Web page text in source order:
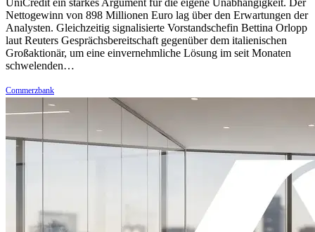
UniCredit ein starkes Argument für die eigene Unabhängigkeit. Der
Nettogewinn von 898 Millionen Euro lag über den Erwartungen der
Analysten. Gleichzeitig signalisierte Vorstandschefin Bettina Orlopp
laut Reuters Gesprächsbereitschaft gegenüber dem italienischen
Großaktionär, um eine einvernehmliche Lösung im seit Monaten
schwelenden…
Commerzbank